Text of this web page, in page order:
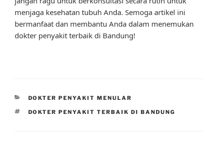
menjaga kesehatan tubuh Anda. Semoga artikel ini
bermanfaat dan membantu Anda dalam menemukan
dokter penyakit terbaik di Bandung!
CATEGORIES
DOKTER PENYAKIT MENULAR
TAGS
DOKTER PENYAKIT TERBAIK DI BANDUNG